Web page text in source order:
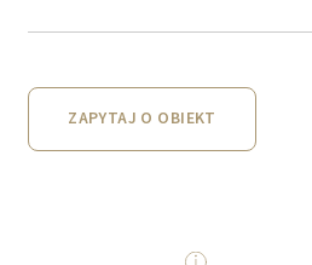
ZAPYTAJ O OBIEKT